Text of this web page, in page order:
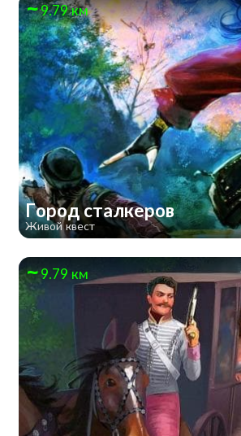
9.79 км
Город сталкеров
Живой квест
9.79 км